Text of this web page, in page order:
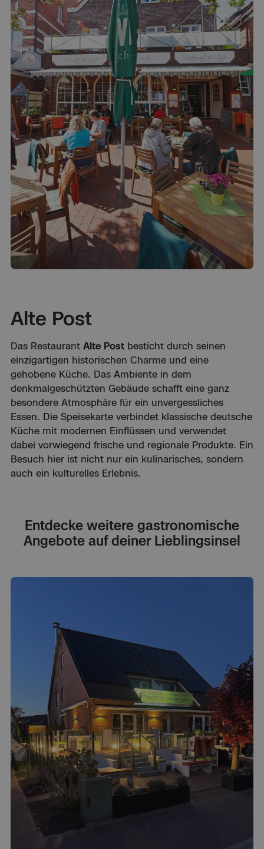
Alte Post
Das Restaurant Alte Postbesticht durch seinen
einzigartigen historischen Charme und eine
gehobene Küche. Das Ambiente in dem
denkmalgeschützten Gebäude schafft eine ganz
besondere Atmosphäre für ein unvergessliches
Essen. Die Speisekarte verbindet klassische deutsche
Küche mit modernen Einflüssen und verwendet
dabei vorwiegend frische und regionale Produkte. Ein
Besuch hier ist nicht nur ein kulinarisches, sondern
auch ein kulturelles Erlebnis.
Entdecke weitere gastronomische
Angebote auf deiner Lieblingsinsel